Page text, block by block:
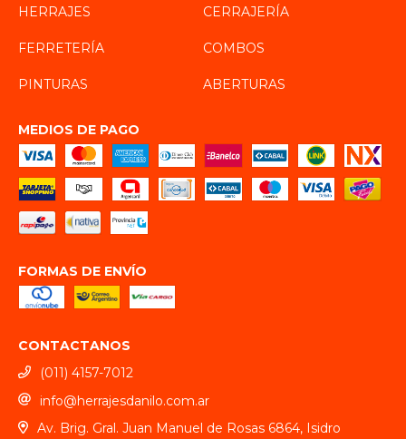
HERRAJES
CERRAJERÍA
FERRETERÍA COMBOS
PINTURAS ABERTURAS
MEDIOS DE PAGO
FORMAS DE ENVÍO
CONTACTANOS
(011) 4157-7012
info@herrajesdanilo.com.ar
Av. Brig. Gral. Juan Manuel de Rosas 6864, Isidro